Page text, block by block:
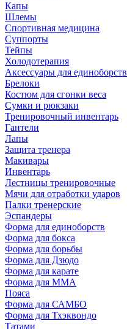
Капы
Шлемы
Спортивная медицина
Суппорты
Тейпы
Холодотерапия
Аксессуары для единоборств
Брелоки
Костюм для сгонки веса
Сумки и рюкзаки
Тренировочный инвентарь
Гантели
Лапы
Защита тренера
Макивары
Инвентарь
Лестницы тренировочные
Мячи для отработки ударов
Палки тренерские
Эспандеры
Форма для единоборств
Форма для бокса
Форма для борьбы
Форма для Дзюдо
Форма для карате
Форма для MMA
Пояса
Форма для САМБО
Форма для Тхэквондо
Татами